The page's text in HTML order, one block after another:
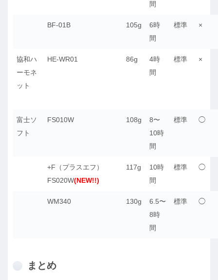
間
BF-01B 105g
6時
間
標準 ×
協和ハ
ーモネ
ット
HE-WR01 86g
4時
間
標準 ×
富士ソ
フト
FS010W 108g
8〜
10時
間
標準 ◯
+F（プラスエフ）
FS020W(NEW!!)
117g
10時
間
標準 ◯
WM340 130g
6.5〜
8時
間
標準 ◯
まとめ